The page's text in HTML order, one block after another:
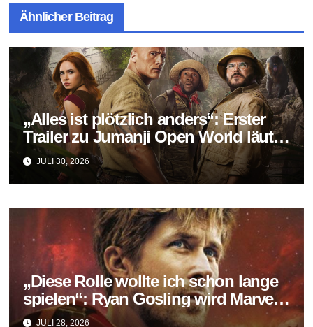
Ähnlicher Beitrag
„Alles ist plötzlich anders“: Erster
Trailer zu Jumanji Open World läutet
das Finale der Reihe ein
JULI 30, 2026
„Diese Rolle wollte ich schon lange
spielen“: Ryan Gosling wird Marvels
neuer Ghost Rider
JULI 28, 2026